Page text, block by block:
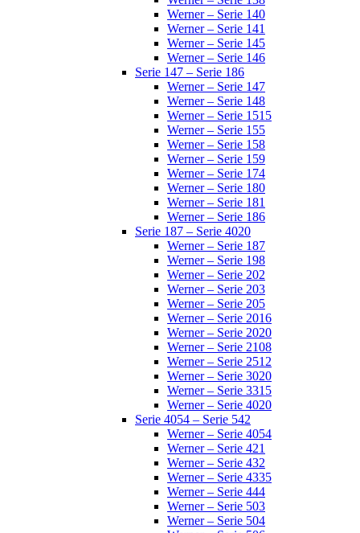
Werner – Serie 140
Werner – Serie 141
Werner – Serie 145
Werner – Serie 146
Serie 147 – Serie 186
Werner – Serie 147
Werner – Serie 148
Werner – Serie 1515
Werner – Serie 155
Werner – Serie 158
Werner – Serie 159
Werner – Serie 174
Werner – Serie 180
Werner – Serie 181
Werner – Serie 186
Serie 187 – Serie 4020
Werner – Serie 187
Werner – Serie 198
Werner – Serie 202
Werner – Serie 203
Werner – Serie 205
Werner – Serie 2016
Werner – Serie 2020
Werner – Serie 2108
Werner – Serie 2512
Werner – Serie 3020
Werner – Serie 3315
Werner – Serie 4020
Serie 4054 – Serie 542
Werner – Serie 4054
Werner – Serie 421
Werner – Serie 432
Werner – Serie 4335
Werner – Serie 444
Werner – Serie 503
Werner – Serie 504